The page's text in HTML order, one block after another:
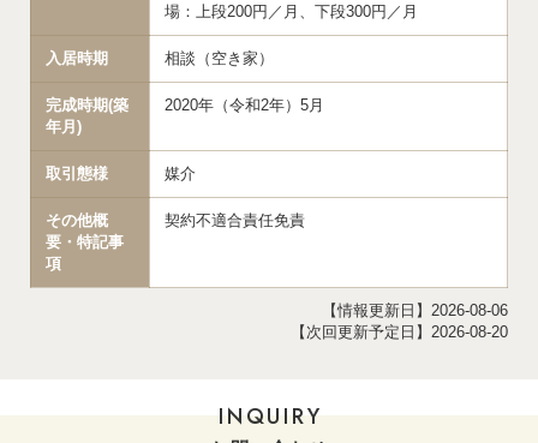
場：上段200円／月、下段300円／月
入居時期 相談（空き家）
完成時期(築
年月)
2020年（令和2年）5月
取引態様 媒介
その他概
要・特記事
項
契約不適合責任免責
【情報更新日】2026-08-06
【次回更新予定日】2026-08-20
INQUIRY